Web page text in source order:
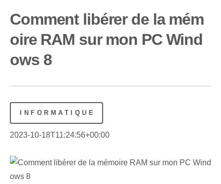
Comment libérer de la mém
oire RAM sur mon PC Wind
ows 8
INFORMATIQUE
2023-10-18T11:24:56+00:00